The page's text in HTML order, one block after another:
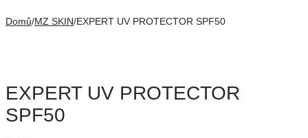
Domů/MZ SKIN/EXPERT UV PROTECTOR SPF50
EXPERT UV PROTECTOR
SPF50